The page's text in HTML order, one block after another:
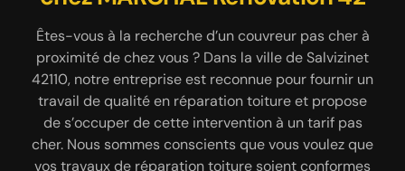
Êtes-vous à la recherche d’un couvreur pas cher à
proximité de chez vous ? Dans la ville de Salvizinet
42110, notre entreprise est reconnue pour fournir un
travail de qualité en réparation toiture et propose
de s’occuper de cette intervention à un tarif pas
cher. Nous sommes conscients que vous voulez que
vos travaux de réparation toiture soient conformes
Très professionnel dans le domaine, notre
entreprise MARCHAL Renovation 42 peut vous
fournir des travaux de qualité et bien soigné en
réparation de toiture àSalvizinet 42110. Nos équipes
de couvreurs 42110 sauront réparer différents
éléments de votre toiture, comme : la gouttière, le
faîtage, la rive, le solin dans les règles de l’art.
chevronné et dynamiques
pour assurer la réparation de
votre toiture à Salvizinet
La réparation de toiture et la recherche de fuite
exigent l’intervention des couvreurs très
expérimentés et capables de maitriser une